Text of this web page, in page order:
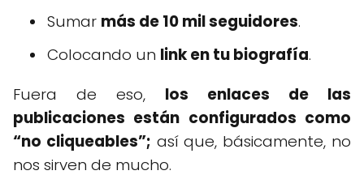
Sumar más de 10 mil seguidores.
Colocando un link en tu biografía.
Fuera de eso, los enlaces de las
publicaciones están configurados como
“no cliqueables”; así que, básicamente, no
nos sirven de mucho.